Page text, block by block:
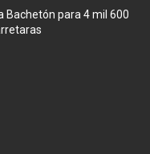
Bachetón para 4 mil 600